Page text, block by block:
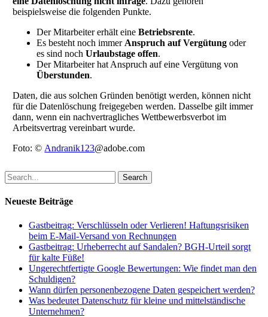
beispielsweise die folgenden Punkte.
Der Mitarbeiter erhält eineBetriebsrente.
Es besteht noch immer Anspruch auf Vergütung oder
es sind nochUrlaubstage offen.
Der Mitarbeiter hat Anspruch auf eine Vergütung von
Überstunden.
Daten, die aus solchen Gründen benötigt werden, können nicht
für die Datenlöschung freigegeben werden. Dasselbe gilt immer
dann, wenn ein nachvertragliches Wettbewerbsverbot im
Arbeitsvertrag vereinbart wurde.
Foto: © Andranik123@adobe.com
Search
Neueste Beiträge
Gastbeitrag: Verschlüsseln oder Verlieren! Haftungsrisiken
beim E-Mail-Versand von Rechnungen
Gastbeitrag: Urheberrecht auf Sandalen? BGH-Urteil sorgt
für kalte Füße!
Ungerechtfertigte Google Bewertungen: Wie findet man den
Schuldigen?
Wann dürfen personenbezogene Daten gespeichert werden?
Was bedeutet Datenschutz für kleine und mittelständische
Unternehmen?